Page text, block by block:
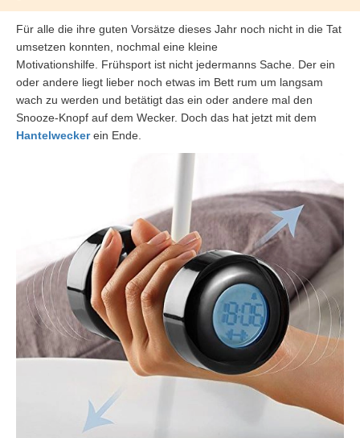
Für alle die ihre guten Vorsätze dieses Jahr noch nicht in die Tat
umsetzen konnten, nochmal eine kleine
Motivationshilfe. Frühsport ist nicht jedermanns Sache. Der ein
oder andere liegt lieber noch etwas im Bett rum um langsam
wach zu werden und betätigt das ein oder andere mal den
Snooze-Knopf auf dem Wecker. Doch das hat jetzt mit dem
Hantelweckerein Ende.